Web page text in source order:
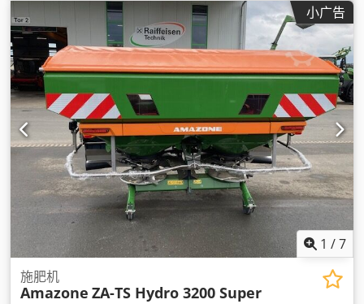
小广告
1 /7
施肥机
Amazone ZA-TS Hydro 3200 Super